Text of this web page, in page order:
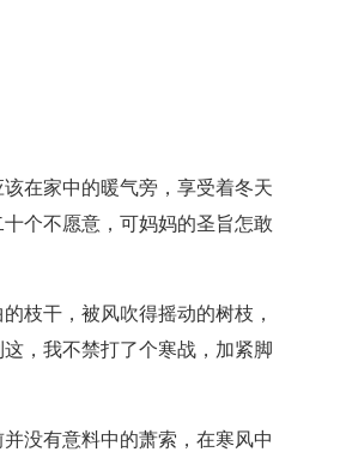
在家中的暖气旁，享受着冬天
个不愿意，可妈妈的圣旨怎敢
枝干，被风吹得摇动的树枝，
，我不禁打了个寒战，加紧脚
没有意料中的萧索，在寒风中